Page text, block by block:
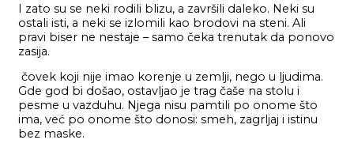
I zato su se neki rodili blizu, a završili daleko. Neki su
ostali isti, a neki se izlomili kao brodovi na steni. Ali
pravi biser ne nestaje – samo čeka trenutak da ponovo
zasija.
čovek koji nije imao korenje u zemlji, nego u ljudima.
Gde god bi došao, ostavljao je trag čaše na stolu i
pesme u vazduhu. Njega nisu pamtili po onome što
ima, već po onome što donosi: smeh, zagrljaj i istinu
bez maske.